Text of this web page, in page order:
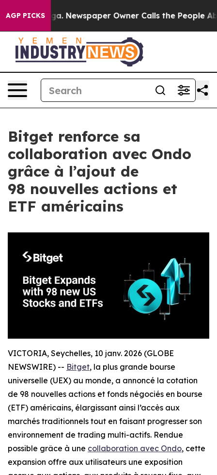
AGP PICKSNewspaper Owner Calls the People
Bitget renforce sa
collaboration avec Ondo
grâce à l’ajout de
98 nouvelles actions et
ETF américains
VICTORIA, Seychelles, 10 janv. 2026 (GLOBE
NEWSWIRE) -- Bitget, la plus grande bourse
universelle (UEX) au monde, a annoncé la cotation
de 98 nouvelles actions et fonds négociés en bourse
(ETF) américains, élargissant ainsi l’accès aux
marchés traditionnels tout en faisant progresser son
environnement de trading multi-actifs. Rendue
possible grâce à une collaboration avec Ondo, cette
expansion offre aux utilisateurs une exposition